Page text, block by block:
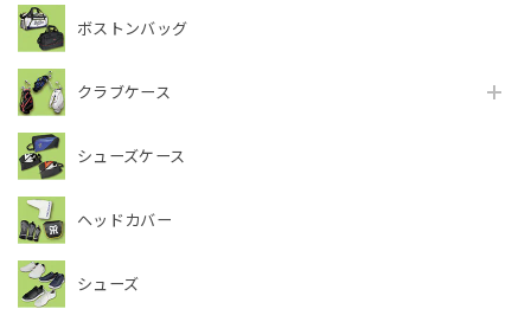
ボストンバッグ
クラブケース
シューズケース
ヘッドカバー
シューズ